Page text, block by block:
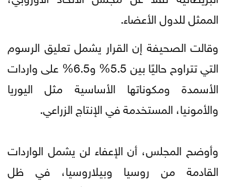
الممثل للدول الأعضاء.
وقالت الصحيفة إن القرار يشمل تعليق الرسوم
التي تتراوح حاليًا بين 5.5% و6.5% على واردات
الأسمدة ومكوناتها الأساسية مثل اليوريا
والأمونيا، المستخدمة في الإنتاج الزراعي.
وأوضح المجلس، أن الإعفاء لن يشمل الواردات
القادمة من روسيا وبيلاروسيا، في ظل